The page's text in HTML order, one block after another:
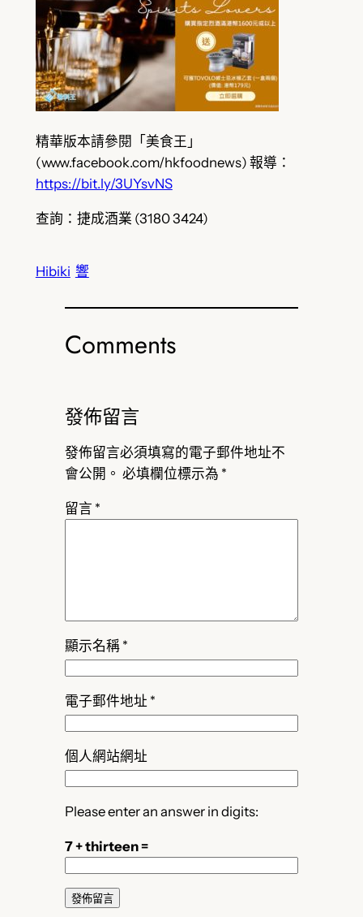
精華版本請參閱「美食王」
(www.facebook.com/hkfoodnews) 報導：
https://bit.ly/3UYsvNS
查詢：捷成酒業 (3180 3424)
Hibiki 響
Comments
發佈留言
發佈留言必須填寫的電子郵件地址不
會公開。 必填欄位標示為 *
留言 *
顯示名稱 *
電子郵件地址 *
個人網站網址
Please enter an answer in digits:
7 + thirteen =